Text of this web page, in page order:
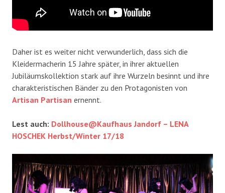
Daher ist es weiter nicht verwunderlich, dass sich die
Kleidermacherin 15 Jahre später, in ihrer aktuellen
Jubiläumskollektion stark auf ihre Wurzeln besinnt und ihre
charakteristischen Bänder zu den Protagonisten von
Artisan Partisan ernennt.
Lest auch: Dollhouse@Kaufhaus Jandorf – LENA
HOSCHEK Herbst/Winter 17/18